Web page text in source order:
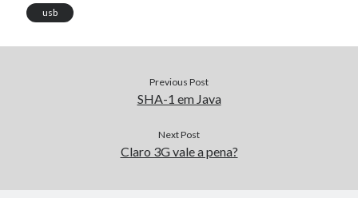
usb
Previous Post
SHA-1 em Java
Next Post
Claro 3G vale a pena?